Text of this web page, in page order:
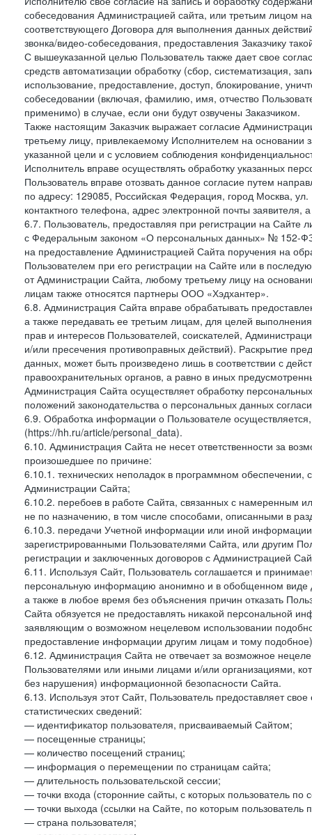
собеседования Администрацией сайта, или третьим лицом
соответствующего Договора для выполнения данных
звонка/видео-собеседования, предоставления Заказчику
С вышеуказанной целью Пользователь также дает свое
средств автоматизации обработку (сбор, систематизация,
использование, предоставление, доступ, блокирование,
собеседовании (включая, фамилию, имя, отчество
применимо) в случае, если они будут озвучены Заказчиком.
Также настоящим Заказчик выражает согласие
третьему лицу, привлекаемому Исполнителем на основании
указанной цели и с условием соблюдения
Исполнитель вправе осуществлять обработку указанных
Пользователь вправе отозвать данное согласие путем
по адресу: 129085, Российская Федерация, город Москва,
контактного телефона, адрес электронной почты
6.7. Пользователь, предоставляя при регистрации на
с Федеральным законом «О персональных данных» № 152-
на предоставление Администрацией Сайта поручения на
Пользователем при его регистрации на Сайте или в
от Администрации Сайта, любому третьему лицу на
лицам также относятся партнеры ООО «Хэдхантер».
6.8. Администрация Сайта вправе обрабатывать
а также передавать ее третьим лицам, для целей
прав и интересов Пользователей, соискателей,
и/или пресечения противоправных действий). Раскрытие
данных, может быть произведено лишь в соответствии с
правоохранительных органов, а равно в иных
Администрация Сайта осуществляет обработку
положений законодательства о персональных данных
6.9. Обработка информации о Пользователе
(https://hh.ru/article/personal_data).
6.10. Администрация Сайта не несет ответственности за
произошедшее по причине:
6.10.1. технических неполадок в программном
Администрации Сайта;
6.10.2. перебоев в работе Сайта, связанных с намеренным
не по назначению, в том числе способами, описанными в
6.10.3. передачи Учетной информации или иной
зарегистрированными Пользователями Сайта, или другим
регистрации и заключенных договоров с Администрацией
6.11. Используя Сайт, Пользователь соглашается и
персональную информацию анонимно и в обобщенном виде
а также в любое время без объяснения причин отказать
Сайта обязуется не предоставлять никакой персональной
заявляющим о возможном нецелевом использовании
предоставление информации другим лицам и тому
6.12. Администрация Сайта не отвечает за возможное
Пользователями или иными лицами и/или организациями,
без нарушения) информационной безопасности Сайта.
6.13. Используя этот Сайт, Пользователь предоставляет
статистических сведений:
— идентификатор пользователя, присваиваемый Сайтом;
— посещенные страницы;
— количество посещений страниц;
— информация о перемещении по страницам сайта;
— длительность пользовательской сессии;
— точки входа (сторонние сайты, с которых пользователь по
— точки выхода (ссылки на Сайте, по которым пользователь
— страна пользователя;